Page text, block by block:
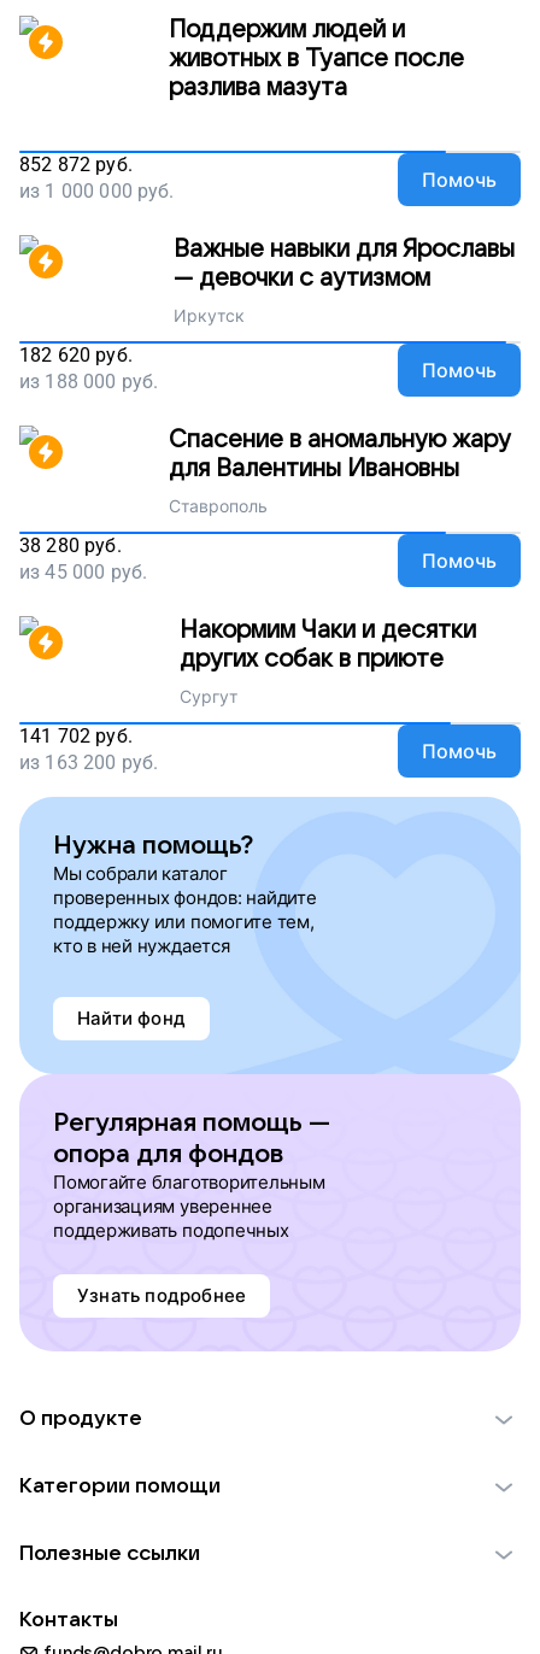
Поддержим людей и
животных в Туапсе после
разлива мазута
852 872 руб.
из 1 000 000 руб. Помочь
Важные навыки для Ярославы
— девочки с аутизмом
Иркутск
182 620 руб.
из 188 000 руб. Помочь
Спасение в аномальную жару
для Валентины Ивановны
Ставрополь
38 280 руб.
из45 000 руб. Помочь
Накормим Чаки и десятки
других собак в приюте
Сургут
141 702 руб.
из 163 200 руб. Помочь
Нужна помощь?
Мы собрали каталог
проверенных фондов: найдите
поддержку или помогите тем,
кто в ней нуждается
Найти фонд
Регулярная помощь —
опора для фондов
Помогайте благотворительным
организациям увереннее
поддерживать подопечных
Узнать подробнее
О продукте
Использование материалов
Для НКО
Категории помощи
Пожилым
Животным
Полезные ссылки
Контакты